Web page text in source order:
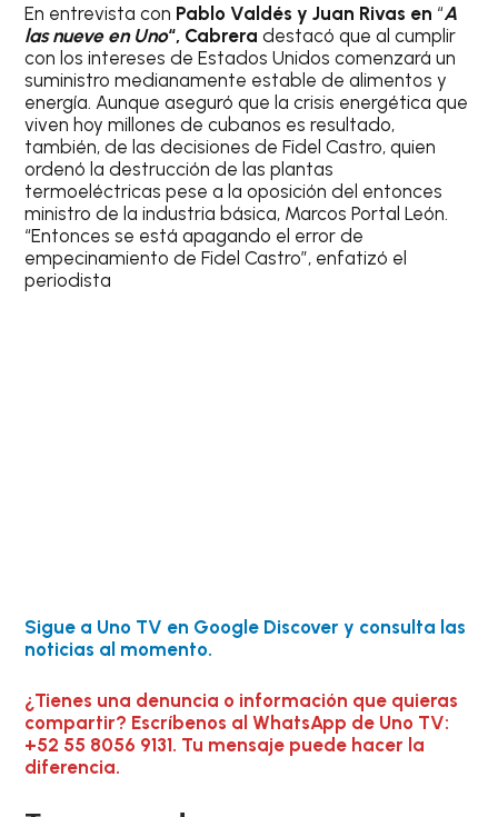
En entrevista con Pablo Valdés y Juan Rivas en “A
las nueve en Uno“, Cabrera destacó que al cumplir
con los intereses de Estados Unidos comenzará un
suministro medianamente estable de alimentos y
energía. Aunque aseguró que la crisis energética que
viven hoy millones de cubanos es resultado,
también, de las decisiones de Fidel Castro, quien
ordenó la destrucción de las plantas
termoeléctricas pese a la oposición del entonces
ministro de la industria básica, Marcos Portal León.
“Entonces se está apagando el error de
empecinamiento de Fidel Castro”, enfatizó el
periodista
Sigue a Uno TV en Google Discover y consulta las
noticias al momento.
¿Tienes una denuncia o información que quieras
compartir? Escríbenos al WhatsApp de Uno TV:
+52 55 8056 9131. Tu mensaje puede hacer la
diferencia.